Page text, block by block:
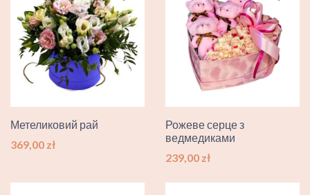
Метеликовий рай
Ціна
369,00 zł
Рожеве серце з
ведмедиками
Ціна
239,00 zł